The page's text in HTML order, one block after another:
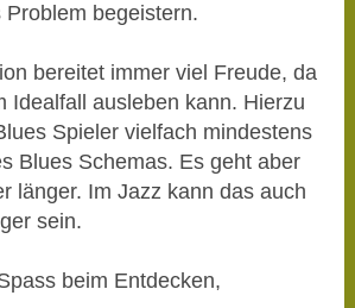
begeistern.
bereitet immer viel Freude, da
Idealfall ausleben kann. Hierzu
Spieler vielfach mindestens
Blues Schemas. Es geht aber
länger. Im Jazz kann das auch
sein.
beim Entdecken,